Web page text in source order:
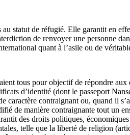
statut de réfugié. Elle garantit en
de renvoyer une personne
quant à l’asile ou de
tous pour objectif de répondre
d’identité (dont le passeport
caractère contraignant ou, quand il
de manière contraignante tout un
des droits politiques,
telle que la liberté de religion